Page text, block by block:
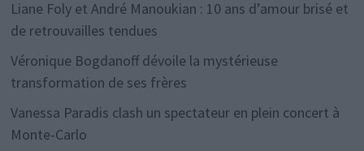
Liane Foly et André Manoukian : 10 ans d’amour brisé et
de retrouvailles tendues
Véronique Bogdanoff dévoile la mystérieuse
transformation de ses frères
Vanessa Paradis clash un spectateur en plein concert à
Monte-Carlo